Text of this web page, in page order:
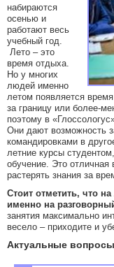
набираются
осенью и
работают весь
учебный год.
Лето – это
время отдыха.
Но у многих
людей именно
летом появляется
за границу или более-
поэтому в
Они дают возможность
командировками в
летние курсы
обучение. Это отличная
растерять знания за
Стоит отметить, что на
именно на
занятия максимально
весело – приходите и
Актуальные вопросы